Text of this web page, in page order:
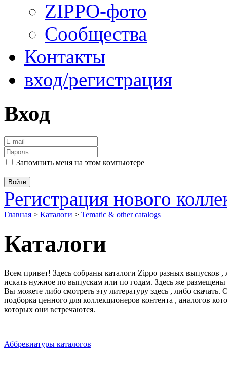
ZIPPO-фото
Сообщества
Контакты
вход/регистрация
Вход
Запомнить меня на этом компьютере
Регистрация нового
Главная > Каталоги > Tematic & other catalogs
Каталоги
Всем привет! Здесь собраны каталоги Zippo разных выпусков
искать нужное по выпускам или по годам. Здесь же
Вы можете либо смотреть эту литературу здесь , либо
подборка ценного для коллекционеров контента , аналогов
которых они встречаются.
Аббревиатуры каталогов